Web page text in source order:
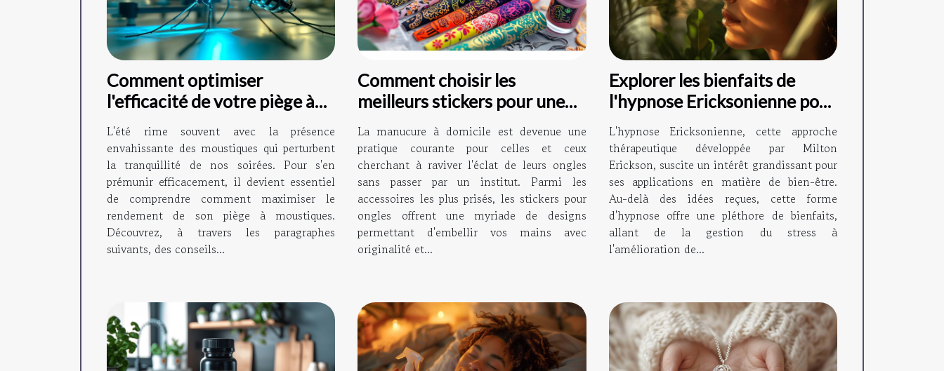
Comment optimiser
l'efficacité de votre piège à
moustiques ?
L'été rime souvent avec la présence
envahissante des moustiques qui perturbent
la tranquillité de nos soirées. Pour s'en
prémunir efficacement, il devient essentiel
de comprendre comment maximiser le
rendement de son piège à moustiques.
Découvrez, à travers les paragraphes
suivants, des conseils...
Comment choisir les
meilleurs stickers pour une
manucure maison ?
La manucure à domicile est devenue une
pratique courante pour celles et ceux
cherchant à raviver l'éclat de leurs ongles
sans passer par un institut. Parmi les
accessoires les plus prisés, les stickers pour
ongles offrent une myriade de designs
permettant d'embellir vos mains avec
originalité et...
Explorer les bienfaits de
l'hypnose Ericksonienne pour
le bien-être général
L'hypnose Ericksonienne, cette approche
thérapeutique développée par Milton
Erickson, suscite un intérêt grandissant pour
ses applications en matière de bien-être.
Au-delà des idées reçues, cette forme
d'hypnose offre une pléthore de bienfaits,
allant de la gestion du stress à
l'amélioration de...